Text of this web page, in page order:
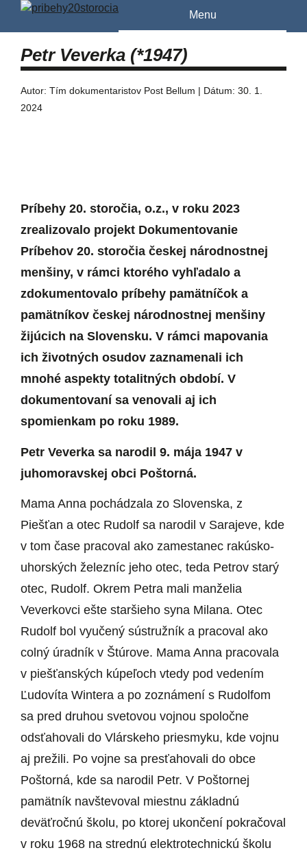
Menu
Petr Veverka (*1947)
Autor: Tím dokumentaristov Post Bellum | Dátum: 30. 1.
2024
Príbehy 20. storočia, o.z., v roku 2023
zrealizovalo projekt Dokumentovanie
Príbehov 20. storočia českej národnostnej
menšiny, v rámci ktorého vyhľadalo a
zdokumentovalo príbehy pamätníčok a
pamätníkov českej národnostnej menšiny
žijúcich na Slovensku. V rámci mapovania
ich životných osudov zaznamenali ich
mnohé aspekty totalitných období. V
dokumentovaní sa venovali aj ich
spomienkam po roku 1989.
Petr Veverka sa narodil 9. mája 1947 v
juhomoravskej obci Poštorná.
Mama Anna pochádzala zo Slovenska, z
Piešťan a otec Rudolf sa narodil v Sarajeve, kde
v tom čase pracoval ako zamestanec rakúsko-
uhorských železníc jeho otec, teda Petrov starý
otec, Rudolf. Okrem Petra mali manželia
Veverkovci ešte staršieho syna Milana. Otec
Rudolf bol vyučený sústružník a pracoval ako
colný úradník v Štúrove. Mama Anna pracovala
v piešťanských kúpeľoch vtedy pod vedením
Ľudovíta Wintera a po zoznámení s Rudolfom
sa pred druhou svetovou vojnou spoločne
odsťahovali do Vlárskeho priesmyku, kde vojnu
aj prežili. Po vojne sa presťahovali do obce
Poštorná, kde sa narodil Petr. V Poštornej
pamätník navštevoval miestnu základnú
deväťročnú školu, po ktorej ukončení pokračoval
v roku 1968 na strednú elektrotechnickú školu